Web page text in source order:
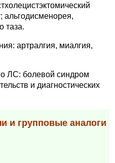
альгодисменорея,
таза.
артралгия, миалгия,
ЛС: болевой синдром
и диагностических
и групповые аналоги